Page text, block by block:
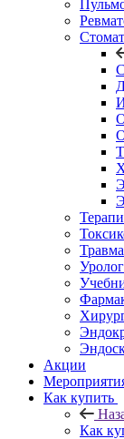
Акции
Как купить
Как